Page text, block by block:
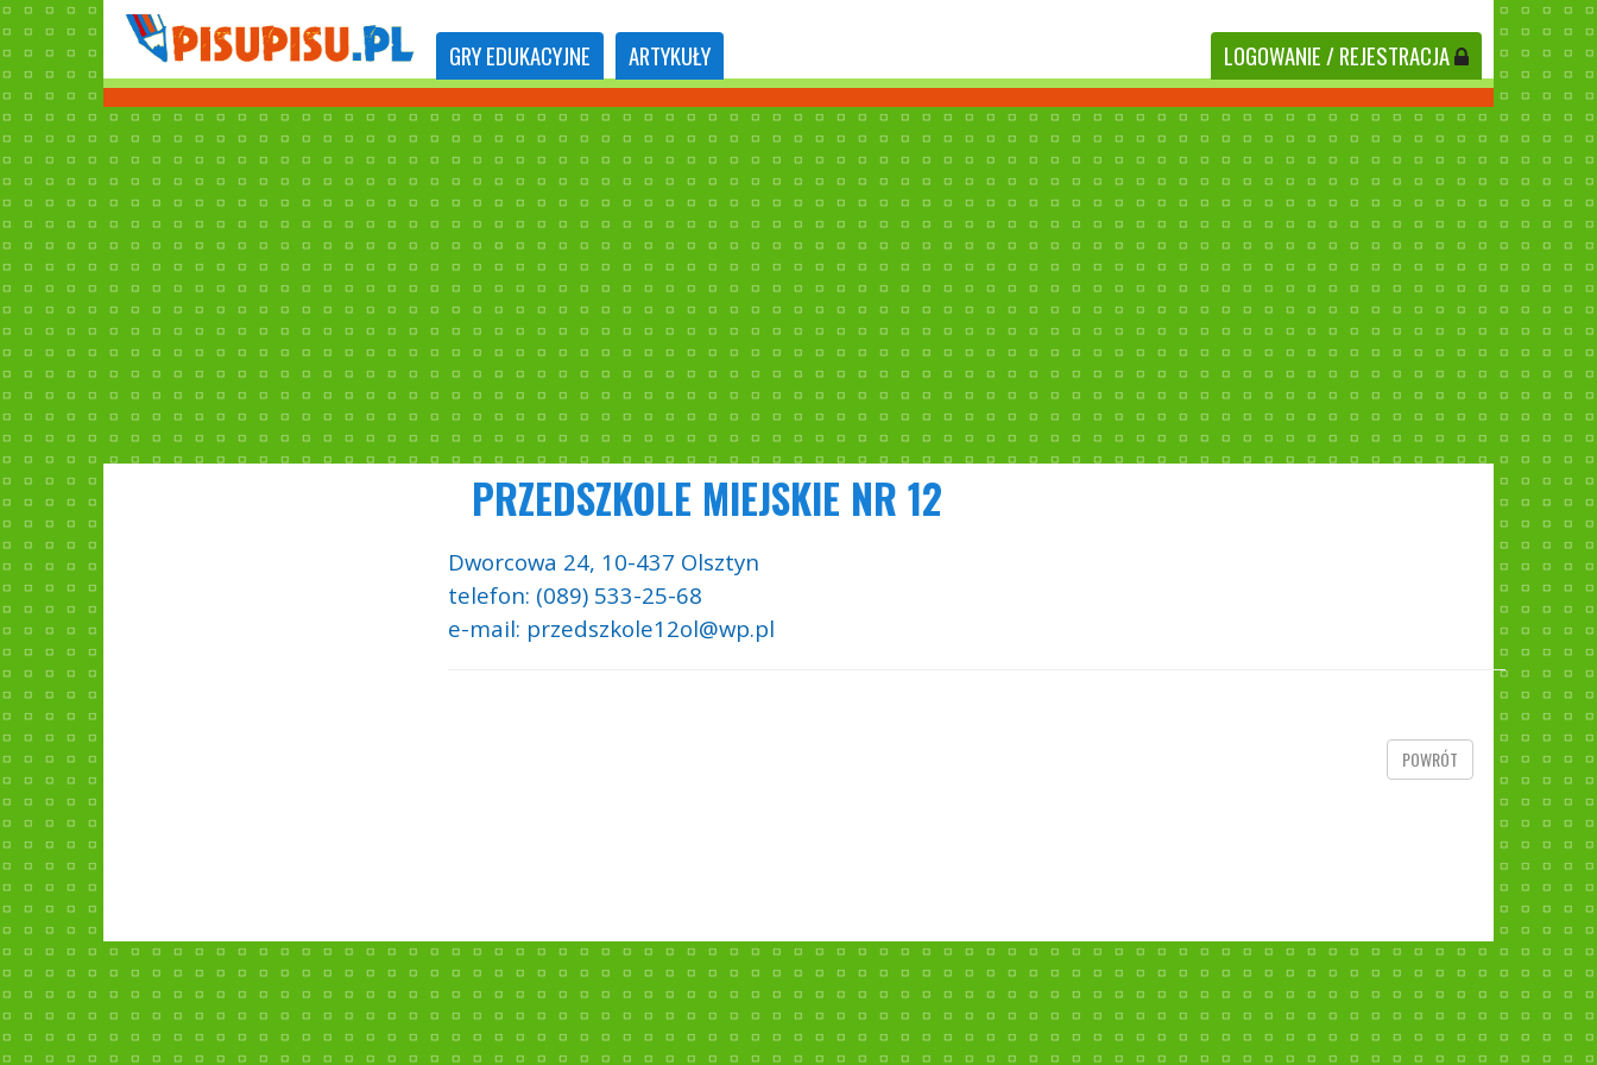
GRYEDUKACYJNE ARTYKUŁY LOGOWANIE / REJESTRACJA
PRZEDSZKOLE MIEJSKIE NR 12
Dworcowa 24, 10-437 Olsztyn
telefon: (089) 533-25-68
e-mail: przedszkole12ol@wp.pl
POWRÓT